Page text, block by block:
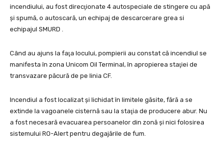
incendiului, au fost direcţionate 4 autospeciale de stingere cu apă
şi spumă, o autoscară, un echipaj de descarcerare grea si
echipajul SMURD .
Când au ajuns la faţa locului, pompierii au constat că incendiul se
manifesta în zona Unicom Oil Terminal, în apropierea staţiei de
transvazare păcură de pe linia CF.
Incendiul a fost localizat şi lichidat în limitele găsite, fără a se
extinde la vagoanele cisternă sau la staţia de producere abur. Nu
a fost necesară evacuarea persoanelor din zonă şi nici folosirea
sistemului RO-Alert pentru degajările de fum.